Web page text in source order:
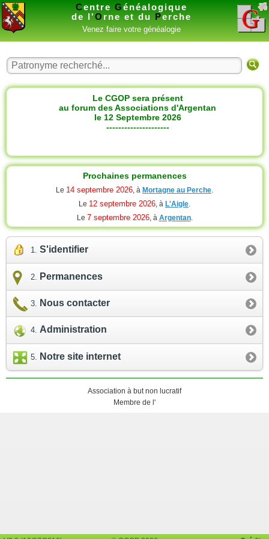
Centre Généalogique
de l'O rne et du Perche
Venez faire votre généalogie
Le CGOP sera présent
au forum des Associations d'Argentan
le 12 Septembre 2026
---------------------
Prochaines permanences
Le 14 septembre 2026, à Mortagne au Perche.
Le 12 septembre 2026, à L'Aigle.
Le 7 septembre 2026, à Argentan.
S'identifier
Permanences
Nous contacter
Administration
Notre site internet
Association à but non lucratif
Membre de l'